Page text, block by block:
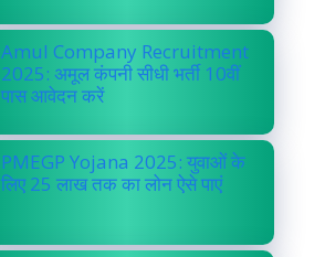
Amul Company Recruitment
2025: अमूल कंपनी सीधी भर्ती 10वीं
पास आवेदन करें
PMEGP Yojana 2025: युवाओं के
लिए 25 लाख तक का लोन ऐसे पाएं